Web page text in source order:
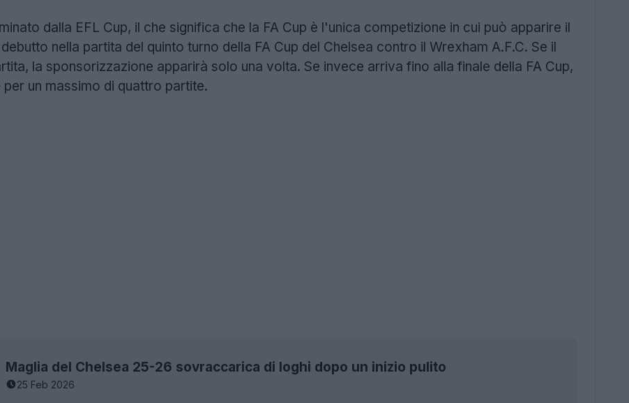
dalla EFL Cup, il che significa che la FA Cup è l'unica competizione in cui può apparire il
nella partita del quinto turno della FA Cup del Chelsea contro il Wrexham A.F.C. Se il
la sponsorizzazione apparirà solo una volta. Se invece arriva fino alla finale della FA Cup,
un massimo di quattro partite.
Maglia del Chelsea 25-26 sovraccarica di loghi dopo un inizio pulito
25 Feb 2026